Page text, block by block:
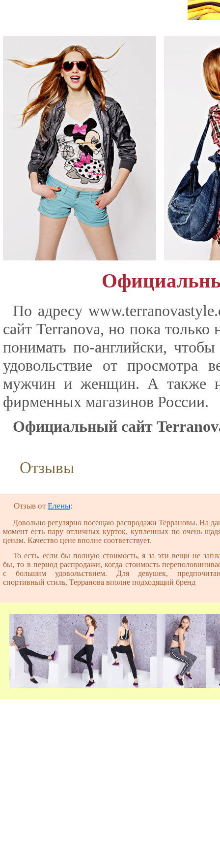
По адресу
сайт Terranova, но пока
понимать по-английски,
удовольствие от просмотра
мужчин и женщин. А также
фирменных магазинов России.
Официальный сайт
Отзывы
Отзыв отЕлены:
Довольно регулярно посещаю распродажи Террановы. На
момент есть пару отличных курток, купленных по очень
ценам. Качество цене вполне соответствует.
То есть, если бы полную стоимость, я за эти вещи не
бы, то в период распродажи, когда стоимость
с большим удовольствием. Для девушек,
спортивный стиль, Терранова вполне подходящий бренд